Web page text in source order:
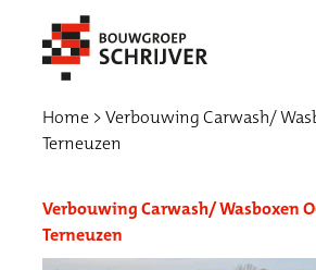
Home
Verbouwing Carwash/
Terneuzen
Verbouwing Carwash/ Wasboxen
Terneuzen